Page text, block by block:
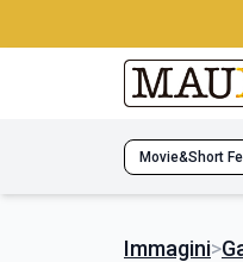
Movie&Short
Immagini>